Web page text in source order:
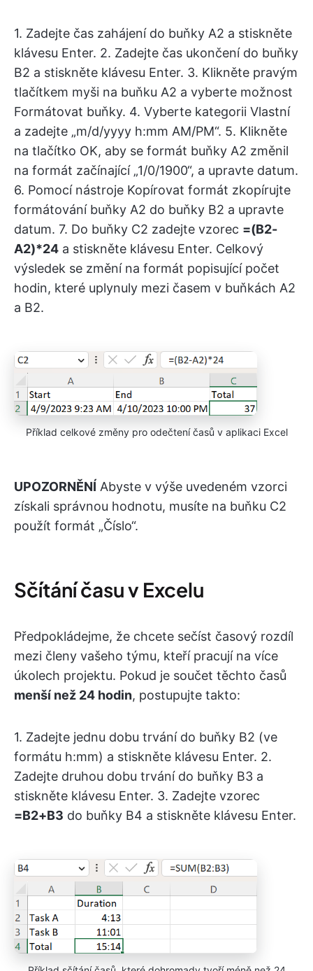
1. Zadejte čas zahájení do buňky A2 a stiskněte
klávesu Enter. 2. Zadejte čas ukončení do buňky
B2 a stiskněte klávesu Enter. 3. Klikněte pravým
tlačítkem myši na buňku A2 a vyberte možnost
Formátovat buňky. 4. Vyberte kategorii Vlastní
a zadejte „m/d/yyyy h:mm AM/PM“. 5. Klikněte
na tlačítko OK, aby se formát buňky A2 změnil
na formát začínající „1/0/1900“, a upravte datum.
6. Pomocí nástroje Kopírovat formát zkopírujte
formátování buňky A2 do buňky B2 a upravte
datum. 7. Do buňky C2 zadejte vzorec =(B2-
A2)*24 a stiskněte klávesu Enter. Celkový
výsledek se změní na formát popisující počet
hodin, které uplynuly mezi časem v buňkách A2
a B2.
Příklad celkové změny pro odečtení časů v aplikaci Excel
UPOZORNĚNÍ Abyste v výše uvedeném vzorci
získali správnou hodnotu, musíte na buňku C2
použít formát „Číslo“.
Sčítání času v Excelu
Předpokládejme, že chcete sečíst časový rozdíl
mezi členy vašeho týmu, kteří pracují na více
úkolech projektu. Pokud je součet těchto časů
menší než 24 hodin, postupujte takto:
1. Zadejte jednu dobu trvání do buňky B2 (ve
formátu h:mm) a stiskněte klávesu Enter. 2.
Zadejte druhou dobu trvání do buňky B3 a
stiskněte klávesu Enter. 3. Zadejte vzorec
=B2+B3 do buňky B4 a stiskněte klávesu Enter.